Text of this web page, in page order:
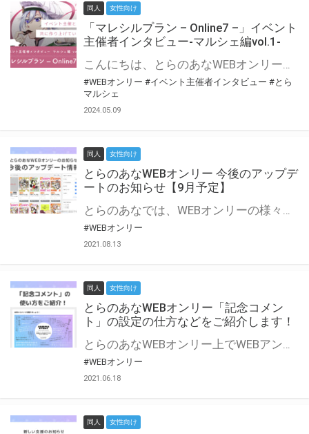
同人 女性向け
「マレシルプラン – Online7 –」イベント
主催者インタビュー-マルシェ編vol.1-
こんにちは、とらのあなWEBオンリー運営スタッフです。 新たにお届けする、イベント主催者インタビュー-マルシェ編-は、 とらのあなWEBオンリー「マルシェ」をご利用した主催様に 「マルシェ」を使って開催した感想や心がけをお聞きする企画です。 今回は、WEBオンリー開催7回目迎えた「マレシルプラン – Online7 –」より、 主催の玉川うた様にお話を伺いました。 ▼マレシルプランのインタビュー前回記事 「イベント主催者インタビュー vol.6」はこちら 協力：玉川うた様（マレシルプラン実行委員会 代表）／イベント公式Twitter（@mallesil_plan） とらのあなWEBオンリー「マルシェ」とは？ WEBオンリーでリアルタイムでコミュニケーションがとれるオンライン会場です。
#WEBオンリー #イベント主催者インタビュー #とら
マルシェ
2024.05.09
同人 女性向け
とらのあなWEBオンリー 今後のアップデ
ートのお知らせ【9月予定】
とらのあなでは、WEBオンリーの様々な支援を実施しています。 今回は2021年9月に実装を予定しているアップデート情報についてご紹介いたします。 とらのあなWEBオンリーサイトはこちら
#WEBオンリー
2021.08.13
同人 女性向け
とらのあなWEBオンリー「記念コメン
ト」の設定の仕方などをご紹介します！
とらのあなWEBオンリー上でWEBアンソロジーが作成できる「記念コメント」について、その使い方や作成手順を解説します！ 支援タイプを「サークル参加型」「サークル参加型・マルシェ(イベント会場)機能付き」でお申し込みいただいている主催者様はぜひご活用ください♪ とらのあなWEBオンリーサイトはこちら
#WEBオンリー
2021.06.18
同人 女性向け